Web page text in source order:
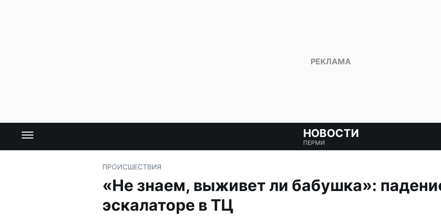
НОВОСТИ
ПЕРМИ
ПРОИСШЕСТВИЯ
«Не знаем, выживет ли бабушка»:
эскалаторе в ТЦ